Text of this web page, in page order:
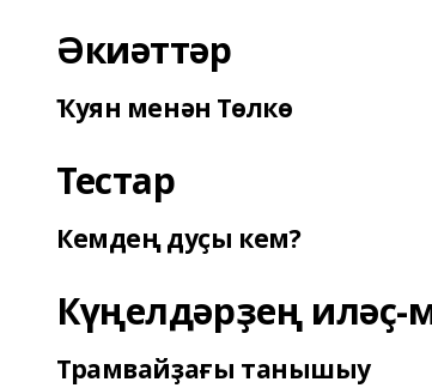
Әкиәттәр
Ҡуян менән Төлкө
Тестар
Кемдең дуҫы кем?
Күңелдәрҙең иләҫ-
Трамвайҙағы танышыу